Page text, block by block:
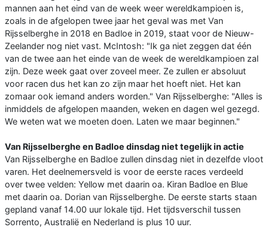
mannen aan het eind van de week weer wereldkampioen is,
zoals in de afgelopen twee jaar het geval was met Van
Rijsselberghe in 2018 en Badloe in 2019, staat voor de Nieuw-
Zeelander nog niet vast. McIntosh: "Ik ga niet zeggen dat één
van de twee aan het einde van de week de wereldkampioen zal
zijn. Deze week gaat over zoveel meer. Ze zullen er absoluut
voor racen dus het kan zo zijn maar het hoeft niet. Het kan
zomaar ook iemand anders worden." Van Rijsselberghe: "Alles is
inmiddels de afgelopen maanden, weken en dagen wel gezegd.
We weten wat we moeten doen. Laten we maar beginnen."
Van Rijsselberghe en Badloe dinsdag niet tegelijk in actie
Van Rijsselberghe en Badloe zullen dinsdag niet in dezelfde vloot
varen. Het deelnemersveld is voor de eerste races verdeeld
over twee velden: Yellow met daarin oa. Kiran Badloe en Blue
met daarin oa. Dorian van Rijsselberghe. De eerste starts staan
gepland vanaf 14.00 uur lokale tijd. Het tijdsverschil tussen
Sorrento, Australië en Nederland is plus 10 uur.